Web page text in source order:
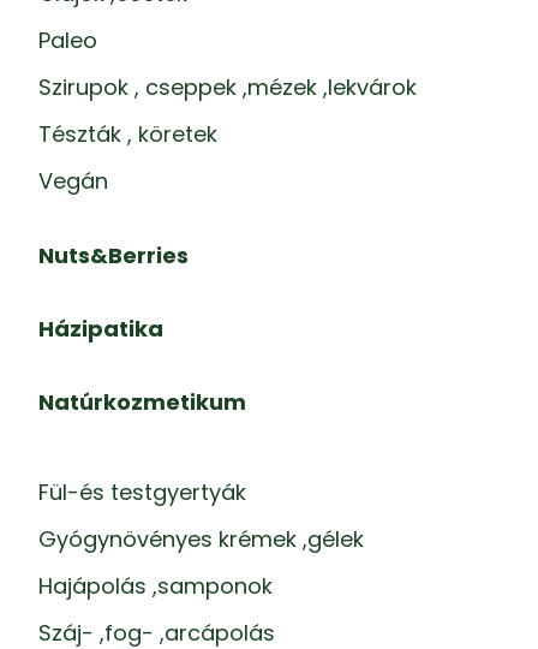
Paleo
Szirupok , cseppek ,mézek ,lekvárok
Tészták , köretek
Vegán
Nuts&Berries
Házipatika
Natúrkozmetikum
Fül-és testgyertyák
Gyógynövényes krémek ,gélek
Hajápolás ,samponok
Száj- ,fog- ,arcápolás